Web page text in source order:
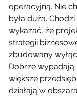
operacyjną. Nie
była duża.
wykazać, że
strategii
zbudowany
Dobrze wypadają
większe
działają w